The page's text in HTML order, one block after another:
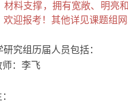
材料支撑，拥有宽敞、明亮
欢迎报考！其他详见课题组
究组历届人员包括：
师：李飞